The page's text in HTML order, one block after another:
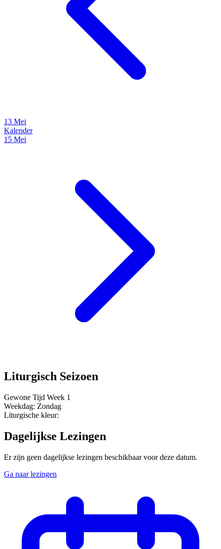
13 Mei
Kalender
15 Mei
Liturgisch Seizoen
Gewone Tijd Week 1
Weekdag: Zondag
Liturgische kleur:
Dagelijkse Lezingen
Er zijn geen dagelijkse lezingen beschikbaar voor deze datum.
Ga naar lezingen